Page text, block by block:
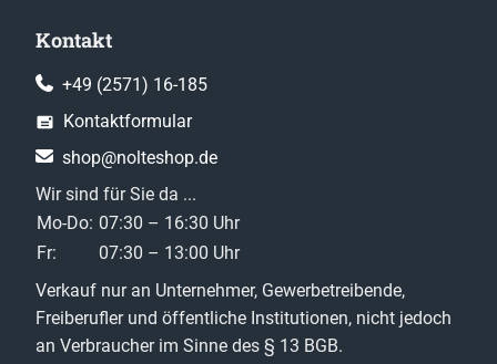
Kontakt
+49 (2571) 16-185
Kontaktformular
shop@nolteshop.de
Wir sind für Sie da ...
Mo-Do: 07:30 – 16:30 Uhr
Fr:
07:30 – 13:00 Uhr
Verkauf nur an Unternehmer, Gewerbetreibende,
Freiberufler und öffentliche Institutionen, nicht jedoch
an Verbraucher im Sinne des § 13 BGB.